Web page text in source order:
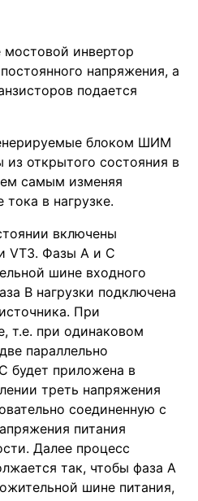
инвертор
напряжения, а
подается
блоком ШИМ
из открытого состояния в
самым изменяя
тока в нагрузке.
включены
VT3. Фазы A и С
шине входного
В нагрузки подключена
При
т.е. при одинаковом
параллельно
будет приложена в
треть напряжения
соединенную с
питания
Далее процесс
так, чтобы фаза А
шине питания,